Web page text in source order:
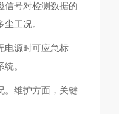
信号对检测数据的
工况。
电源时可应急标
。
。维护方面，关键